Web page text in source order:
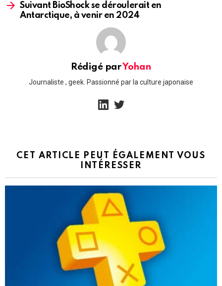
Suivant BioShock se déroulerait en
Antarctique, à venir en 2024
Rédigé parYohan
Journaliste , geek. Passionné par la culture japonaise
linkedin
CET ARTICLE PEUT ÉGALEMENT VOUS
INTÉRESSER